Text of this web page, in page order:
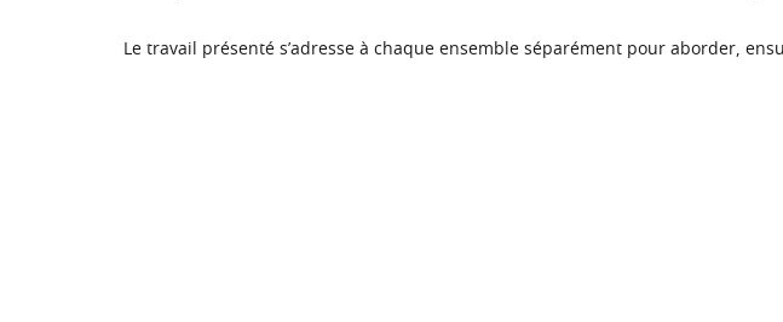
Le travail présenté s’adresse à chaque ensemble séparément pour aborder,